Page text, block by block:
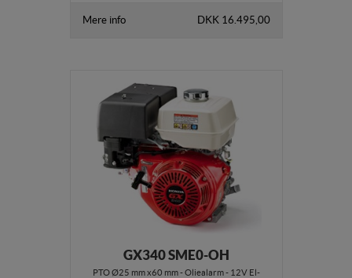
Mere info DKK 16.495,00
GX340 SME0-OH
PTO Ø25 mm x60 mm - Oliealarm - 12V El-